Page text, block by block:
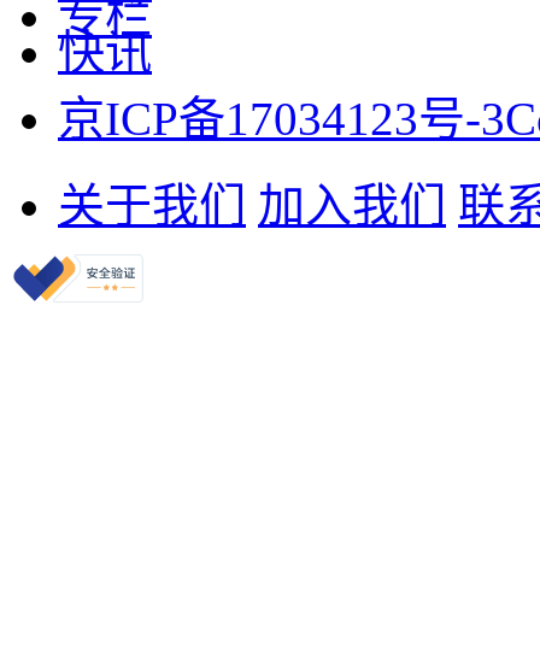
专栏
快讯
京ICP备17034123号-3
关于我们 加入我们 联